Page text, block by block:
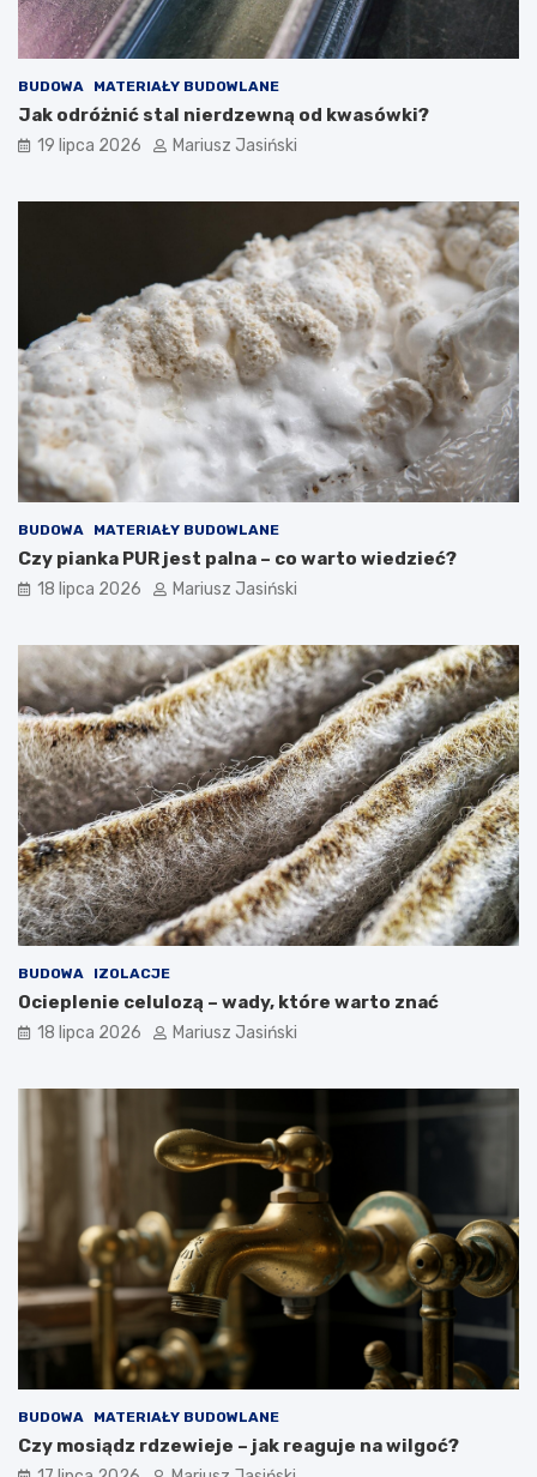
BUDOWA MATERIAŁY BUDOWLANE
Jak odróżnić stal nierdzewną od kwasówki?
19 lipca 2026 Mariusz Jasiński
BUDOWA MATERIAŁY BUDOWLANE
Czy pianka PUR jest palna – co warto wiedzieć?
18 lipca 2026 Mariusz Jasiński
BUDOWA IZOLACJE
Ocieplenie celulozą – wady, które warto znać
18 lipca 2026 Mariusz Jasiński
BUDOWA MATERIAŁY BUDOWLANE
Czy mosiądz rdzewieje – jak reaguje na wilgoć?